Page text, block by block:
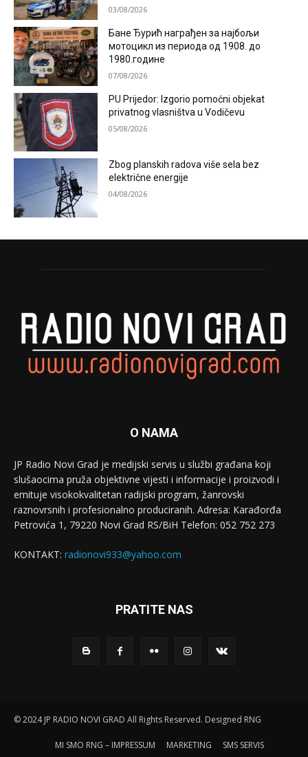
03/08/2026
Бане Ђурић награђен за најбољи
мотоцикл из периода од 1908. до
1980.године
07/08/2026
PU Prijedor: Izgorio pomoćni objekat
privatnog vlasništva u Vodičevu
05/08/2026
Zbog planskih radova više sela bez
električne energije
04/08/2026
O NAMA
JP Radio Novi Grad je medijski servis u službi građana koji
slušaocima pruža objektivne vijesti i informacije i proizvodi i
emituje visokokvalitetan radijski program, žanrovski
raznovrsnih i profesionalno produciranih. Adresa: Кarađorđa
Petrovića 1, 79220 Novi Grad RS/BiH Telefon: 052 752 273
KONTAKT: radionovi933@yahoo.com
PRATITE NAS
© 2024 JP RADIO NOVI GRAD All Rights Reserved. Designed RNG
MI SMO RNG – IMPRESSUM MARKETING SMS SERVIS